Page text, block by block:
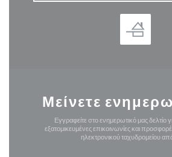
Μείνετε
Εγγραφείτε στο ενημερωτικό μας δελτίο
εξατομικευμένες επικοινωνίες και
ηλεκτρονικού ταχυδρομείου